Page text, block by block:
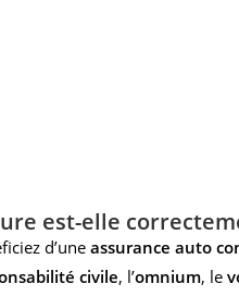
est-elle
d’une assurance auto
civile, l’omnium, le